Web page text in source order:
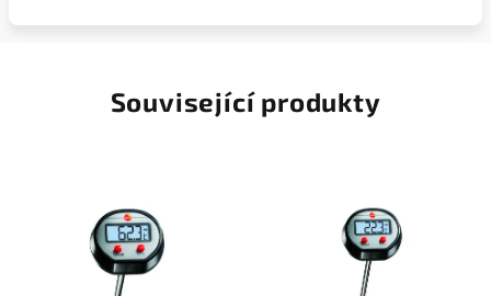
Související produkty